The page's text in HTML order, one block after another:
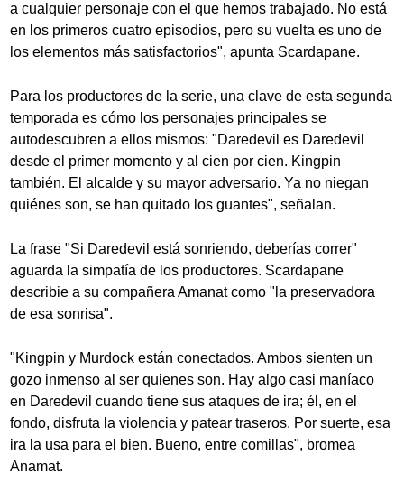
a cualquier personaje con el que hemos trabajado. No está
en los primeros cuatro episodios, pero su vuelta es uno de
los elementos más satisfactorios", apunta Scardapane.
Para los productores de la serie, una clave de esta segunda
temporada es cómo los personajes principales se
autodescubren a ellos mismos: "Daredevil es Daredevil
desde el primer momento y al cien por cien. Kingpin
también. El alcalde y su mayor adversario. Ya no niegan
quiénes son, se han quitado los guantes", señalan.
La frase "Si Daredevil está sonriendo, deberías correr"
aguarda la simpatía de los productores. Scardapane
describie a su compañera Amanat como "la preservadora
de esa sonrisa".
"Kingpin y Murdock están conectados. Ambos sienten un
gozo inmenso al ser quienes son. Hay algo casi maníaco
en Daredevil cuando tiene sus ataques de ira; él, en el
fondo, disfruta la violencia y patear traseros. Por suerte, esa
ira la usa para el bien. Bueno, entre comillas", bromea
Anamat.